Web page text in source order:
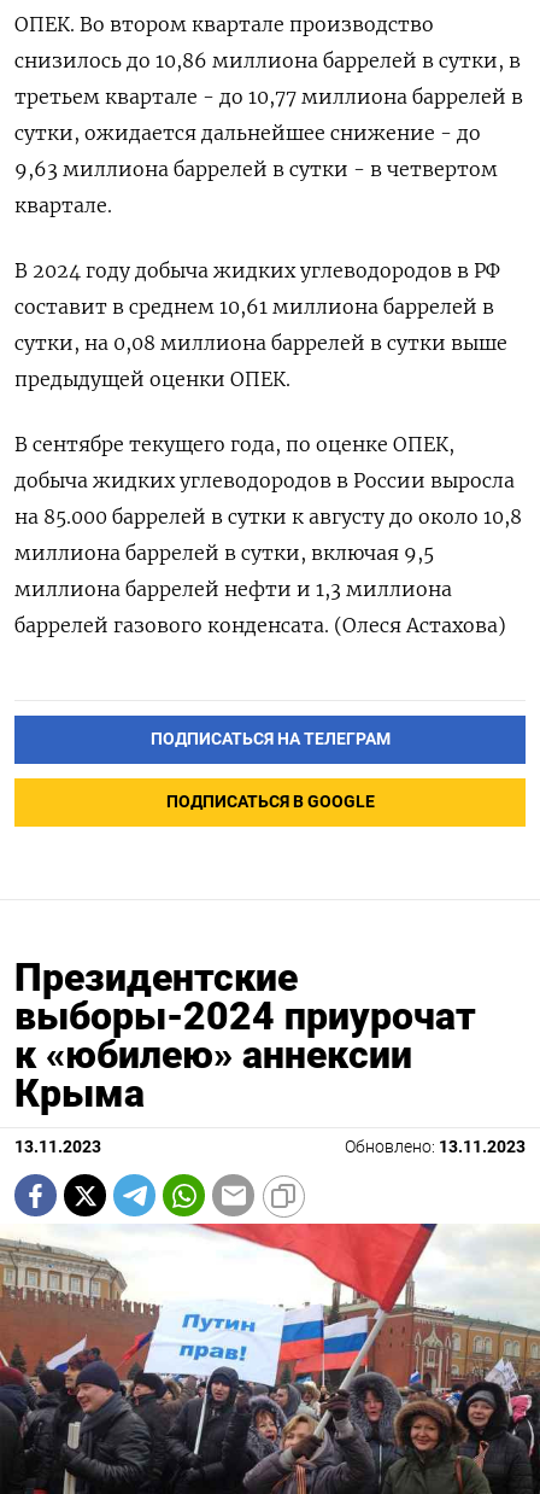
ОПЕК. Во втором квартале производство
снизилось до 10,86 миллиона баррелей в сутки, в
третьем квартале - до 10,77 миллиона баррелей в
сутки, ожидается дальнейшее снижение - до
9,63 миллиона баррелей в сутки - в четвертом
квартале.
В 2024 году добыча жидких углеводородов в РФ
составит в среднем 10,61 миллиона баррелей в
сутки, на 0,08 миллиона баррелей в сутки выше
предыдущей оценки ОПЕК.
В сентябре текущего года, по оценке ОПЕК,
добыча жидких углеводородов в России выросла
на 85.000 баррелей в сутки к августу до около 10,8
миллиона баррелей в сутки, включая 9,5
миллиона баррелей нефти и 1,3 миллиона
баррелей газового конденсата. (Олеся Астахова)
ПОДПИСАТЬСЯ НА ТЕЛЕГРАМ
ПОДПИСАТЬСЯ В GOOGLE
Президентские
выборы-2024 приурочат
к «юбилею» аннексии
Крыма
13.11.2023 Обновлено: 13.11.2023